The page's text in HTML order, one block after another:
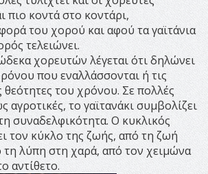
πιο κοντά στο κοντάρι,
του χορού και αφού τα γαϊτάνια
τελειώνει.
χορευτών λέγεται ότι δηλώνει
που εναλλάσσονται ή τις
θεότητες του χρόνου. Σε πολλές
αγροτικές, το γαϊτανάκι συμβολίζει
συναδελφικότητα. Ο κυκλικός
τον κύκλο της ζωής, από τη ζωή
τη λύπη στη χαρά, από τον χειμώνα
αντίθετο.